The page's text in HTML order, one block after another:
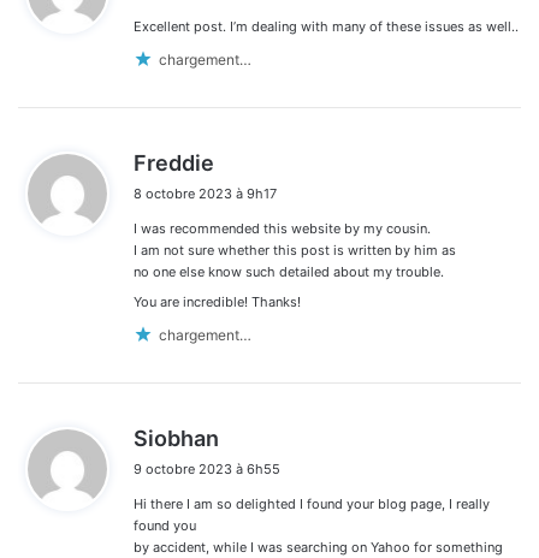
Excellent post. I’m dealing with many of these issues as well..
chargement…
Freddie
t
8 octobre 2023 à 9h17
I was recommended this website by my cousin.
I am not sure whether this post is written by him as
no one else know such detailed about my trouble.
You are incredible! Thanks!
chargement…
Siobhan
t
9 octobre 2023 à 6h55
Hi there I am so delighted I found your blog page, I really
found you
by accident, while I was searching on Yahoo for something